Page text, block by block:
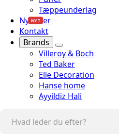
Tæppeunderlag
Nyheder
NYT
Kontakt
Brands
Villeroy & Boch
Ted Baker
Elle Decoration
Hanse home
Ayyildiz Hali